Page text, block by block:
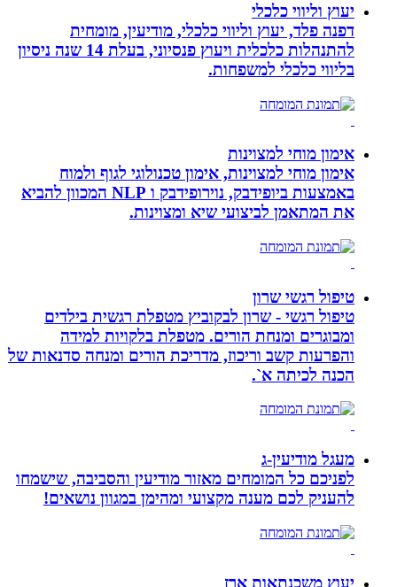
יעוץ וליווי כלכלי
דפנה פלד, יעוץ וליווי כלכלי, מודיעין, מומחית
להתנהלות כלכלית ויעוץ פנסיוני, בעלת 14 שנה ניסיון
בליווי כלכלי למשפחות.
אימון מוחי למצוינות
אימון מוחי למצוינות, אימון טכנולוגי לגוף ולמוח
באמצעות ביופידבק, נוירופידבק ו NLP המכוון להביא
את המתאמן לביצועי שיא ומצוינות.
טיפול רגשי שרון
טיפול רגשי - שרון לבקוביץ מטפלת רגשית בילדים
ומבוגרים ומנחת הורים. מטפלת בלקויות למידה
והפרעות קשב וריכוז, מדריכת הורים ומנחה סדנאות של
הכנה לכיתה א`.
מעגל מודיעין-ג
לפניכם כל המומחים מאזור מודיעין והסביבה, שישמחו
להעניק לכם מענה מקצועי ומהימן במגוון נושאים!
יעוץ משכנתאות ארז